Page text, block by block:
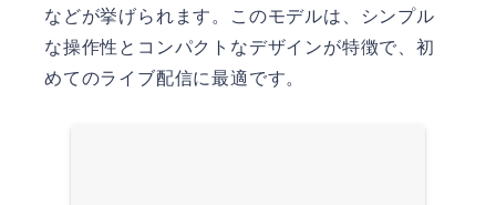
などが挙げられます。このモデルは、シンプル
な操作性とコンパクトなデザインが特徴で、初
めてのライブ配信に最適です。